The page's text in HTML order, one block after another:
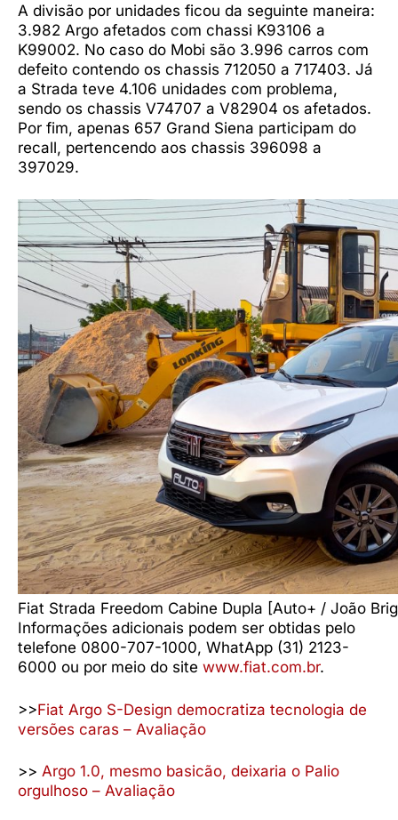
A divisão por unidades ficou da seguinte maneira:
3.982 Argo afetados com chassi K93106 a
K99002. No caso do Mobi são 3.996 carros com
defeito contendo os chassis 712050 a 717403. Já
a Strada teve 4.106 unidades com problema,
sendo os chassis V74707 a V82904 os afetados.
Por fim, apenas 657 Grand Siena participam do
recall, pertencendo aos chassis 396098 a
397029.
Fiat Strada Freedom Cabine Dupla [Auto+ / João
Informações adicionais podem ser obtidas pelo
telefone 0800-707-1000, WhatApp (31) 2123-
6000 ou por meio do site www.fiat.com.br.
>>Fiat Argo S-Design democratiza tecnologia de
versões caras – Avaliação
>> Argo 1.0, mesmo basicão, deixaria o Palio
orgulhoso – Avaliação